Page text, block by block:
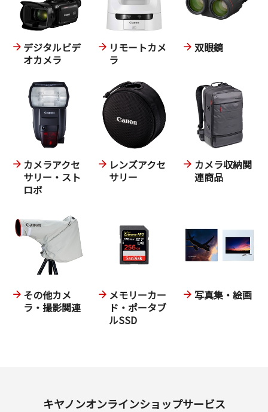
デジタルビデ
オカメラ
リモートカメ
ラ
双眼鏡
カメラアクセ
サリー・スト
ロボ
レンズアクセ
サリー
カメラ収納関
連商品
その他カメ
ラ・撮影関連
メモリーカー
ド・ポータブ
ルSSD
写真集・絵画
キヤノンオンラインショップサービス